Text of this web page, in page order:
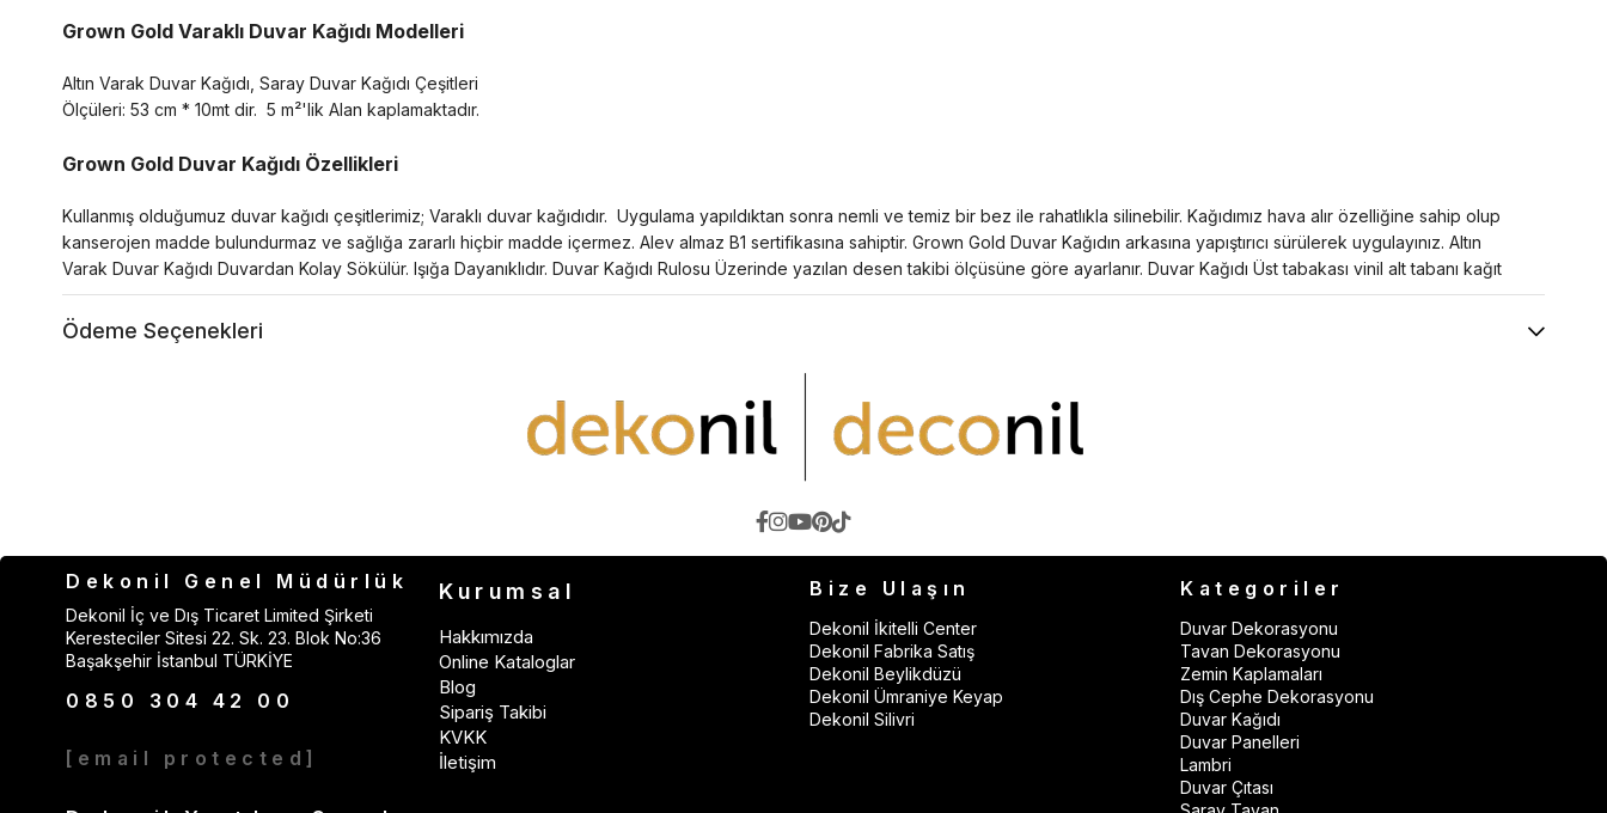
Grown Gold Varaklı Duvar Kağıdı Modelleri
Altın Varak Duvar Kağıdı, Saray Duvar Kağıdı Çeşitleri
Ölçüleri: 53 cm * 10mt dir. 5 m²'lik Alan kaplamaktadır.
Grown Gold Duvar Kağıdı Özellikleri
Kullanmış olduğumuz duvar kağıdı çeşitlerimiz; Varaklı duvar kağıdıdır. Uygulama yapıldıktan sonra nemli ve temiz bir bez ile rahatlıkla silinebilir. Kağıdımız hava alır özelliğine sahip olup
kanserojen madde bulundurmaz ve sağlığa zararlı hiçbir madde içermez. Alev almaz B1 sertifikasına sahiptir. Grown Gold Duvar Kağıdın arkasına yapıştırıcı sürülerek uygulayınız. Altın
Varak Duvar Kağıdı Duvardan Kolay Sökülür. Işığa Dayanıklıdır. Duvar Kağıdı Rulosu Üzerinde yazılan desen takibi ölçüsüne göre ayarlanır. Duvar Kağıdı Üst tabakası vinil alt tabanı kağıt
Ödeme Seçenekleri
Dekonil Genel Müdürlük
Dekonil İç ve Dış Ticaret Limited Şirketi
Keresteciler Sitesi 22. Sk. 23. Blok No:36
Başakşehir İstanbul TÜRKİYE
0850 304 42 00
[email protected]
Kurumsal
Hakkımızda
Online Kataloglar
Blog
Sipariş Takibi
KVKK
İletişim
Bize Ulaşın
Dekonil İkitelli Center
Dekonil Fabrika Satış
Dekonil Beylikdüzü
Dekonil Ümraniye Keyap
Dekonil Silivri
Kategoriler
Duvar Dekorasyonu
Tavan Dekorasyonu
Zemin Kaplamaları
Dış Cephe Dekorasyonu
Duvar Kağıdı
Duvar Panelleri
Lambri
Duvar Çıtası